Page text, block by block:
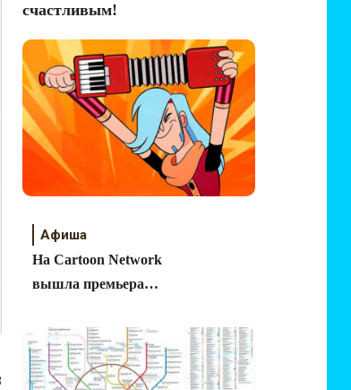
счастливым!
Афиша
На Cartoon Network
вышла премьера
«Могучие магимечи»